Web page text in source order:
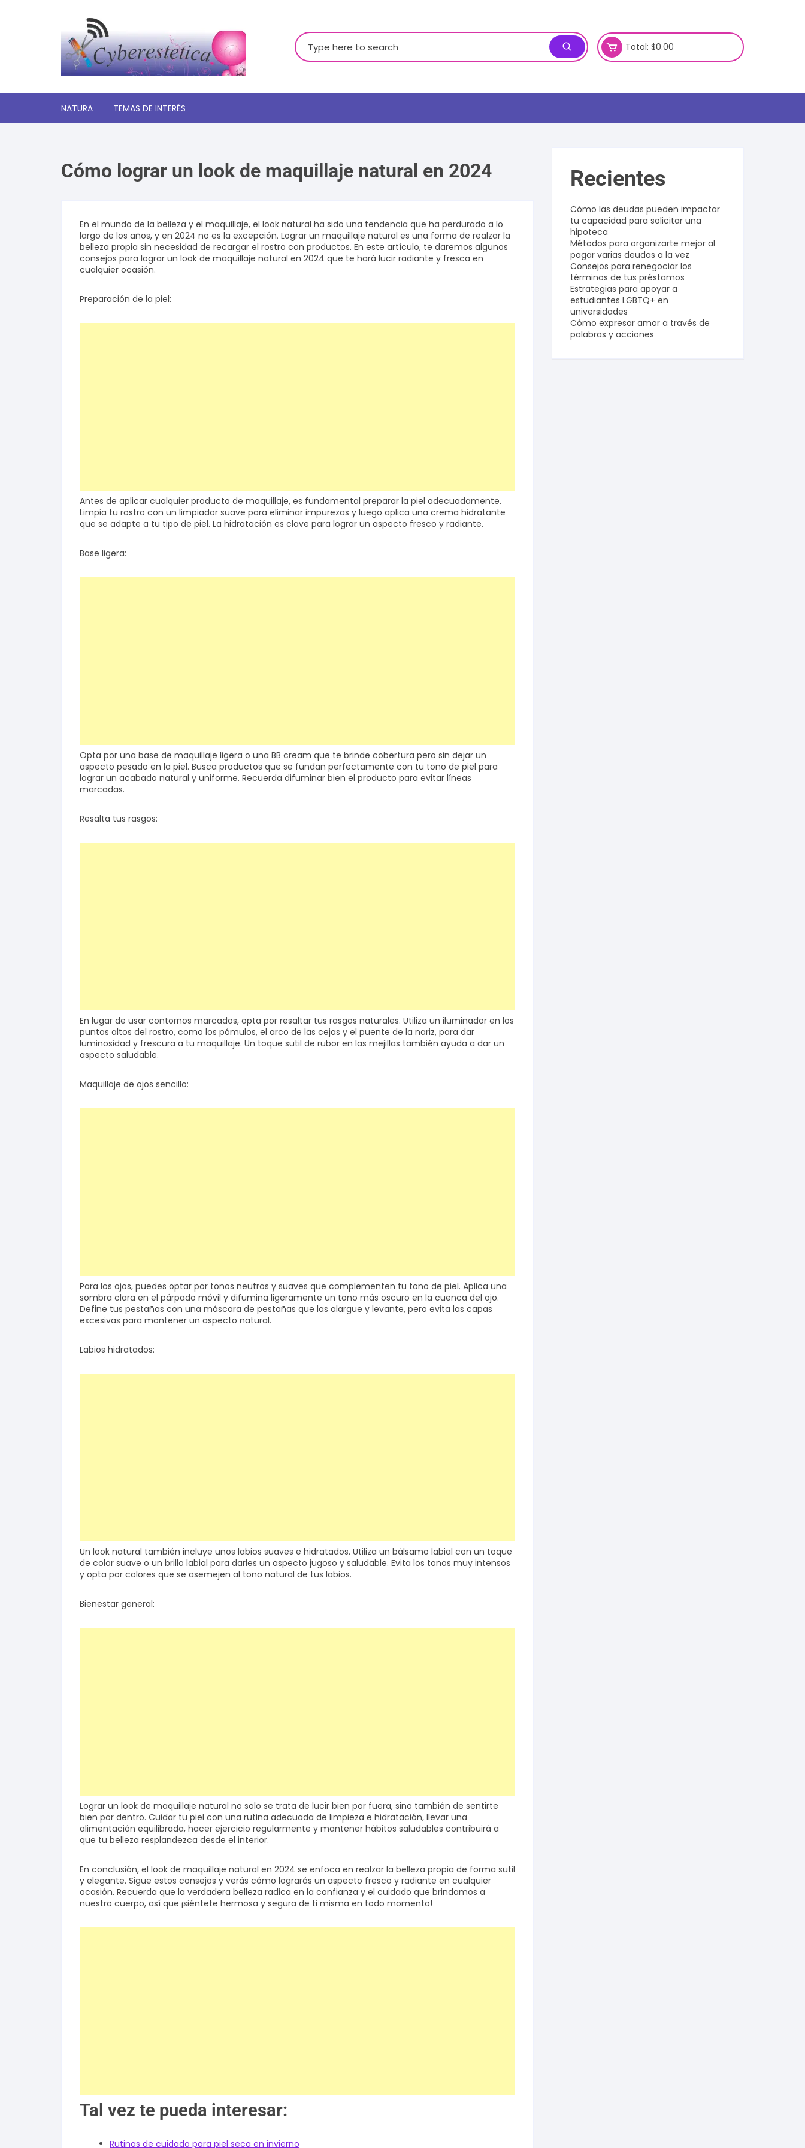
Buscar:
Total: $0.00
NATURA TEMAS DE INTERÉS
Autoayuda y desarrollo
personal
Tecnologia
Estética
Salud y bienestar
Finanzas
Cómo lograr un look de maquillaje natural en 2024
En el mundo de la belleza y el maquillaje, el look natural ha sido una tendencia que ha perdurado a lo
largo de los años, y en 2024 no es la excepción. Lograr un maquillaje natural es una forma de realzar la
belleza propia sin necesidad de recargar el rostro con productos. En este artículo, te daremos algunos
consejos para lograr un look de maquillaje natural en 2024 que te hará lucir radiante y fresca en
cualquier ocasión.
Preparación de la piel:
Antes de aplicar cualquier producto de maquillaje, es fundamental preparar la piel adecuadamente.
Limpia tu rostro con un limpiador suave para eliminar impurezas y luego aplica una crema hidratante
que se adapte a tu tipo de piel. La hidratación es clave para lograr un aspecto fresco y radiante.
Base ligera:
Opta por una base de maquillaje ligera o una BB cream que te brinde cobertura pero sin dejar un
aspecto pesado en la piel. Busca productos que se fundan perfectamente con tu tono de piel para
lograr un acabado natural y uniforme. Recuerda difuminar bien el producto para evitar líneas
marcadas.
Resalta tus rasgos:
En lugar de usar contornos marcados, opta por resaltar tus rasgos naturales. Utiliza un iluminador en los
puntos altos del rostro, como los pómulos, el arco de las cejas y el puente de la nariz, para dar
luminosidad y frescura a tu maquillaje. Un toque sutil de rubor en las mejillas también ayuda a dar un
aspecto saludable.
Maquillaje de ojos sencillo:
Para los ojos, puedes optar por tonos neutros y suaves que complementen tu tono de piel. Aplica una
sombra clara en el párpado móvil y difumina ligeramente un tono más oscuro en la cuenca del ojo.
Define tus pestañas con una máscara de pestañas que las alargue y levante, pero evita las capas
excesivas para mantener un aspecto natural.
Labios hidratados:
Un look natural también incluye unos labios suaves e hidratados. Utiliza un bálsamo labial con un toque
de color suave o un brillo labial para darles un aspecto jugoso y saludable. Evita los tonos muy intensos
y opta por colores que se asemejen al tono natural de tus labios.
Bienestar general:
Lograr un look de maquillaje natural no solo se trata de lucir bien por fuera, sino también de sentirte
bien por dentro. Cuidar tu piel con una rutina adecuada de limpieza e hidratación, llevar una
alimentación equilibrada, hacer ejercicio regularmente y mantener hábitos saludables contribuirá a
que tu belleza resplandezca desde el interior.
En conclusión, el look de maquillaje natural en 2024 se enfoca en realzar la belleza propia de forma sutil
y elegante. Sigue estos consejos y verás cómo lograrás un aspecto fresco y radiante en cualquier
ocasión. Recuerda que la verdadera belleza radica en la confianza y el cuidado que brindamos a
nuestro cuerpo, así que ¡siéntete hermosa y segura de ti misma en todo momento!
Tal vez te pueda interesar:
Rutinas de cuidado para piel seca en invierno
Recientes
Cómo las deudas pueden impactar
tu capacidad para solicitar una
hipoteca
Métodos para organizarte mejor al
pagar varias deudas a la vez
Consejos para renegociar los
términos de tus préstamos
Estrategias para apoyar a
estudiantes LGBTQ+ en
universidades
Cómo expresar amor a través de
palabras y acciones